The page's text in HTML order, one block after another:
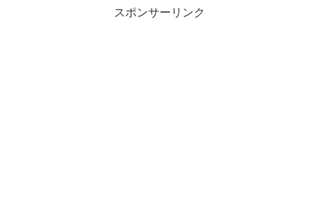
スポンサーリンク